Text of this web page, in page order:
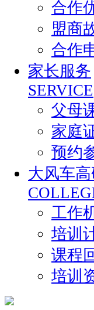
合作
盟商
合作
家长服务
SERVICE
父母
家庭
预约
大风车
工作
培训
课程
培训